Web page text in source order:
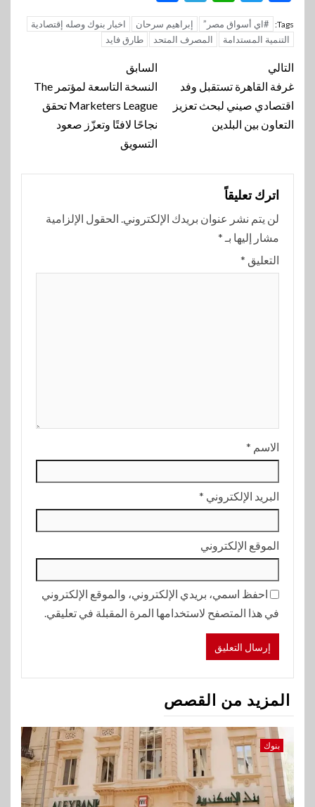
Tags: #اي أسواق مصر” إبراهيم سرحان
اخبار بنوك وصله إقتصادية
التنمية المستدامة
المصرف المتحد طارق فايد
تنقل
المقالة
السابق
النسخة التاسعة لمؤتمر The
Marketers League تحقق
نجاحًا لافتًا وتعزّز صعود
التسويق
التالي
غرفة القاهرة تستقبل وفد
اقتصادي صيني لبحث تعزيز
التعاون بين البلدين
اترك تعليقاً
لن يتم نشر عنوان بريدك الإلكتروني. الحقول الإلزامية
مشار إليها بـ *
التعليق *
الاسم *
البريد الإلكتروني *
الموقع الإلكتروني
احفظ اسمي، بريدي الإلكتروني، والموقع الإلكتروني
في هذا المتصفح لاستخدامها المرة المقبلة في تعليقي.
المزيد من القصص
بنوك